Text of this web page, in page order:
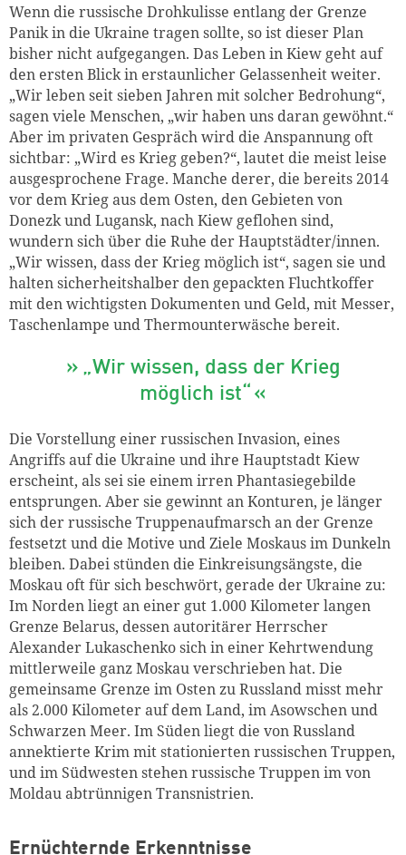
Wenn die russische Drohkulisse entlang der Grenze
Panik in die Ukraine tragen sollte, so ist dieser Plan
bisher nicht aufgegangen. Das Leben in Kiew geht auf
den ersten Blick in erstaunlicher Gelassenheit weiter.
„Wir leben seit sieben Jahren mit solcher Bedrohung“,
sagen viele Menschen, „wir haben uns daran gewöhnt.“
Aber im privaten Gespräch wird die Anspannung oft
sichtbar: „Wird es Krieg geben?“, lautet die meist leise
ausgesprochene Frage. Manche derer, die bereits 2014
vor dem Krieg aus dem Osten, den Gebieten von
Donezk und Lugansk, nach Kiew geflohen sind,
wundern sich über die Ruhe der Hauptstädter/innen.
„Wir wissen, dass der Krieg möglich ist“, sagen sie und
halten sicherheitshalber den gepackten Fluchtkoffer
mit den wichtigsten Dokumenten und Geld, mit Messer,
Taschenlampe und Thermounterwäsche bereit.
„Wir wissen, dass der Krieg
möglich ist“
Die Vorstellung einer russischen Invasion, eines
Angriffs auf die Ukraine und ihre Hauptstadt Kiew
erscheint, als sei sie einem irren Phantasiegebilde
entsprungen. Aber sie gewinnt an Konturen, je länger
sich der russische Truppenaufmarsch an der Grenze
festsetzt und die Motive und Ziele Moskaus im Dunkeln
bleiben. Dabei stünden die Einkreisungsängste, die
Moskau oft für sich beschwört, gerade der Ukraine zu:
Im Norden liegt an einer gut 1.000 Kilometer langen
Grenze Belarus, dessen autoritärer Herrscher
Alexander Lukaschenko sich in einer Kehrtwendung
mittlerweile ganz Moskau verschrieben hat. Die
gemeinsame Grenze im Osten zu Russland misst mehr
als 2.000 Kilometer auf dem Land, im Asowschen und
Schwarzen Meer. Im Süden liegt die von Russland
annektierte Krim mit stationierten russischen Truppen,
und im Südwesten stehen russische Truppen im von
Moldau abtrünnigen Transnistrien.
Ernüchternde Erkenntnisse